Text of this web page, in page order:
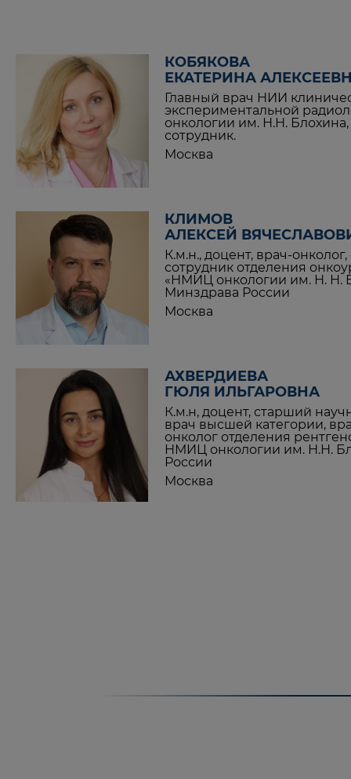
КОБЯКОВА
ЕКАТЕРИНА
Главный врач НИИ
экспериментальной
онкологии им. Н.Н.
сотрудник.
Москва
КЛИМОВ
АЛЕКСЕЙ
К.м.н., доцент, врач-
сотрудник отделения
«НМИЦ онкологии им. Н. Н.
Минздрава России
Москва
АХВЕРДИЕВА
ГЮЛЯ ИЛЬГАРОВНА
К.м.н, доцент, старший
врач высшей категории,
онколог отделения
НМИЦ онкологии им. Н.Н.
России
Москва